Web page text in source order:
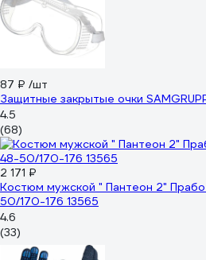
87 ₽ /шт
Защитные закрытые очки
4.5
(68)
2 171 ₽
Костюм мужской " Пантеон 2"
50/170-176 13565
4.6
(33)